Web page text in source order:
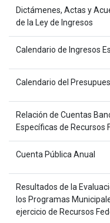
Dictámenes, Actas y
de la Ley de Ingresos
Calendario de Ingresos
Calendario del
Relación de Cuentas
Específicas de Recursos
Cuenta Pública Anual
Resultados de la
los Programas
ejercicio de Recursos